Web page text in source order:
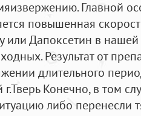
Главной
повышенная
или Дапоксетин в
Результат от
длительного
Конечно, в том
либо перенесли